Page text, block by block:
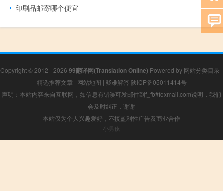
印刷品邮寄哪个便宜
Copyright © 2012 - 2026 99翻译网(Translation Online) Powered by 网站分类目录 |
精选推荐文章 | 网站地图 | 疑难解答 陕ICP备05011414号
声明：本站内容来自互联网，如信息有错误可发邮件到f_fb#foxmail.com说明，我们
会及时纠正，谢谢
本站仅为个人兴趣爱好，不接盈利性广告及商业合作
小男孩